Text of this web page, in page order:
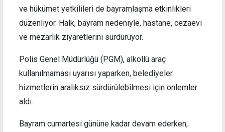
ve hükümet yetkilileri de bayramlaşma etkinlikleri
düzenliyor. Halk, bayram nedeniyle, hastane, cezaevi
ve mezarlık ziyaretlerini sürdürüyor.
Polis Genel Müdürlüğü (PGM), alkollü araç
kullanılmaması uyarısı yaparken, belediyeler
hizmetlerin aralıksız sürdürülebilmesi için önlemler
aldı.
Bayram cumartesi gününe kadar devam ederken,